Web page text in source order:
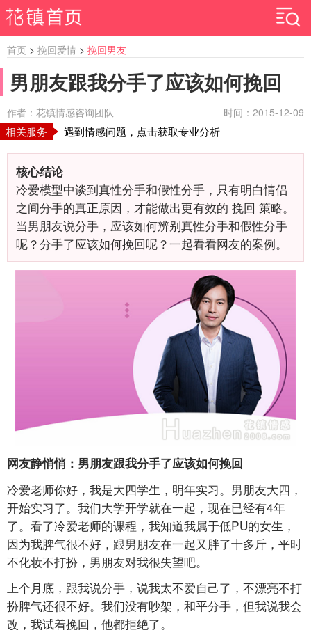
首页 > 挽回爱情 > 挽回男友
男朋友跟我分手了应该如何挽回
作者：花镇情感咨询团队 时间：2015-12-09
相关服务 遇到情感问题，点击获取专业分析
核心结论
冷爱模型中谈到真性分手和假性分手，只有明白情侣
之间分手的真正原因，才能做出更有效的 挽回 策略。
当男朋友说分手，应该如何辨别真性分手和假性分手
呢？分手了应该如何挽回呢？一起看看网友的案例。
网友静悄悄：男朋友跟我分手了应该如何挽回
冷爱老师你好，我是大四学生，明年实习。男朋友大四，
开始实习了。我们大学开学就在一起，现在已经有4年
了。看了冷爱老师的课程，我知道我属于低PU的女生，
因为我脾气很不好，跟男朋友在一起又胖了十多斤，平时
不化妆不打扮，男朋友对我很失望吧。
上个月底，跟我说分手，说我太不爱自己了，不漂亮不打
扮脾气还很不好。我们没有吵架，和平分手，但我说我会
改，我试着挽回，他都拒绝了。